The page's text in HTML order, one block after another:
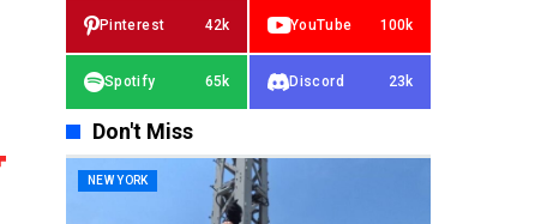
Pinterest 42k YouTube 100k
Spotify 65k Discord 23k
Don't Miss
NEW YORK